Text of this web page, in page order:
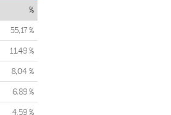
%
55,17 %
11,49 %
8,04 %
6,89 %
4,59 %